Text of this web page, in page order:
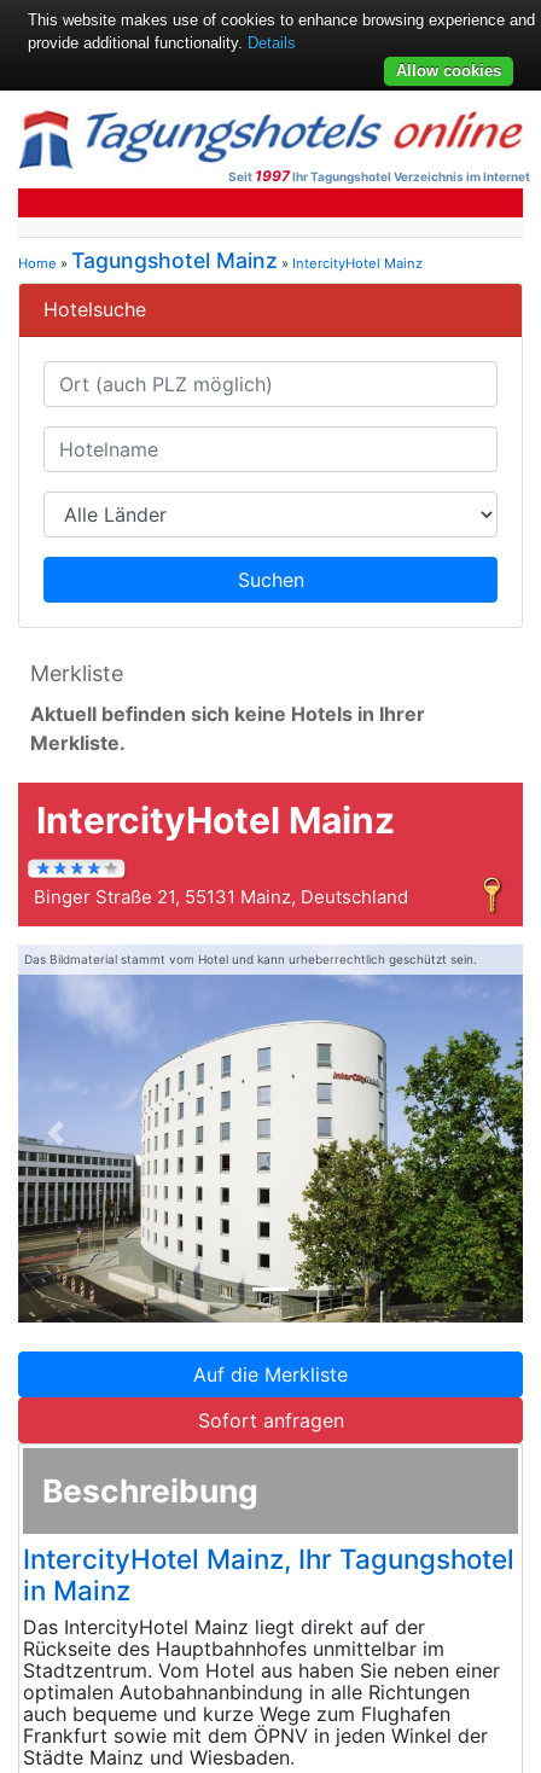
Seit 1997Ihr Tagungshotel Verzeichnis im Internet
Home » Tagungshotel Mainz » IntercityHotel Mainz
Hotelsuche
Suchen
Merkliste
Aktuell befinden sich keine Hotels in Ihrer
Merkliste.
IntercityHotel Mainz
Binger Straße 21, 55131 Mainz, Deutschland
Das Bildmaterial stammt vom Hotel und kann urheberrechtlich geschützt sein.
Zurück
Auf die Merkliste
Sofort anfragen
Beschreibung
IntercityHotel Mainz, Ihr Tagungshotel
in Mainz
Das IntercityHotel Mainz liegt direkt auf der
Rückseite des Hauptbahnhofes unmittelbar im
Stadtzentrum. Vom Hotel aus haben Sie neben einer
optimalen Autobahnanbindung in alle Richtungen
auch bequeme und kurze Wege zum Flughafen
Frankfurt sowie mit dem ÖPNV in jeden Winkel der
Städte Mainz und Wiesbaden.
This website makes use of cookies to enhance browsing experience and
provide additional functionality. Details
Allow cookies